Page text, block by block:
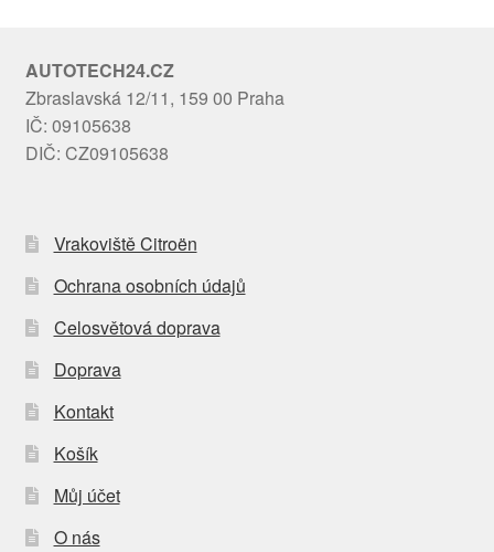
AUTOTECH24.CZ
Zbraslavská 12/11, 159 00 Praha
IČ: 09105638
DIČ: CZ09105638
Vrakoviště Citroën
Ochrana osobních údajů
Celosvětová doprava
Doprava
Kontakt
Košík
Můj účet
O nás